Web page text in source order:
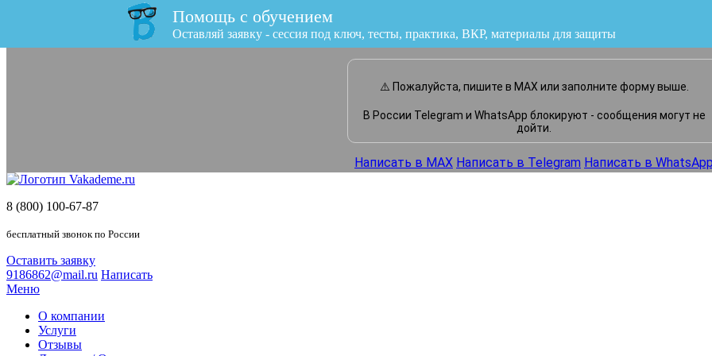
Помощь с обучением
Оставляй заявку - сессия под ключ, тесты, практика, ВКР
или напишите нам прямо сейчас
⚠️ Пожалуйста, пишите в MAX или заполните форму выше.
В России Telegram и WhatsApp блокируют - сообщения могут не
дойти.
Написать в MAX Написать в Telegram Написать в
8 (800) 100-67-87
бесплатный звонок по России
Оставить заявку
9186862@mail.ru Написать
Меню
О компании
Услуги
Отзывы